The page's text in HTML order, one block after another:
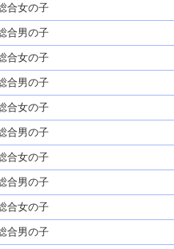
合女の子
合男の子
合女の子
合男の子
合女の子
合男の子
合女の子
合男の子
合女の子
合男の子